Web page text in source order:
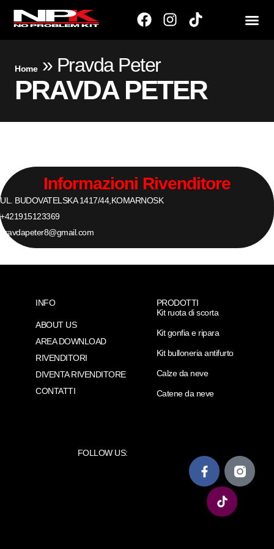
Home» Pravda Peter
PRAVDA PETER
Informazioni Rivenditore
UL. BUDOVATELSKA 1417/44, KOMARNOSK
+421915123369
pravdapeter8@gmail.com
INFO
ABOUT US
AREA DOWNLOAD
RIVENDITORI
DIVENTA RIVENDITORE
CONTATTI
PRODOTTI
Kit ruota di scorta
Kit gonfia e ripara
Kit bulloneria antifurto
Calze da neve
Catene da neve
FOLLOW US: